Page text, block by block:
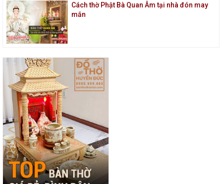
Cách thờ Phật Bà Quan Âm tại nhà đón may
mắn